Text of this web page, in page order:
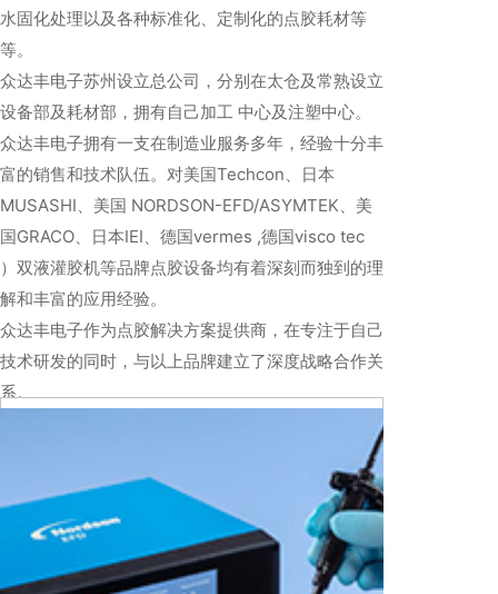
水固化处理以及各种标准化、定制化的点胶耗材等
等。
众达丰电子苏州设立总公司，分别在太仓及常熟设立
设备部及耗材部，拥有自己加工 中心及注塑中心。
众达丰电子拥有一支在制造业服务多年，经验十分丰
富的销售和技术队伍。对美国Techcon、日本
MUSASHI、美国 NORDSON-EFD/ASYMTEK、美
国GRACO、日本IEI、德国vermes ,德国visco tec
）双液灌胶机等品牌点胶设备均有着深刻而独到的理
解和丰富的应用经验。
众达丰电子作为点胶解决方案提供商，在专注于自己
技术研发的同时，与以上品牌建立了深度战略合作关
系。
以上产品广泛应用于几十个行业，主要涵盖：手机、
Display（LCD、OLED、MicroLED、LTPS 等）、
PCB、CCD 检测、光学器件；高等院校、科研院
所、军工单位等。
众达丰电子可以根据客户不同的工艺要求，提供相应